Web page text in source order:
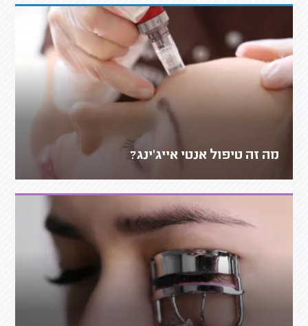
מה זה טיפול אנטי אייג'ינג?